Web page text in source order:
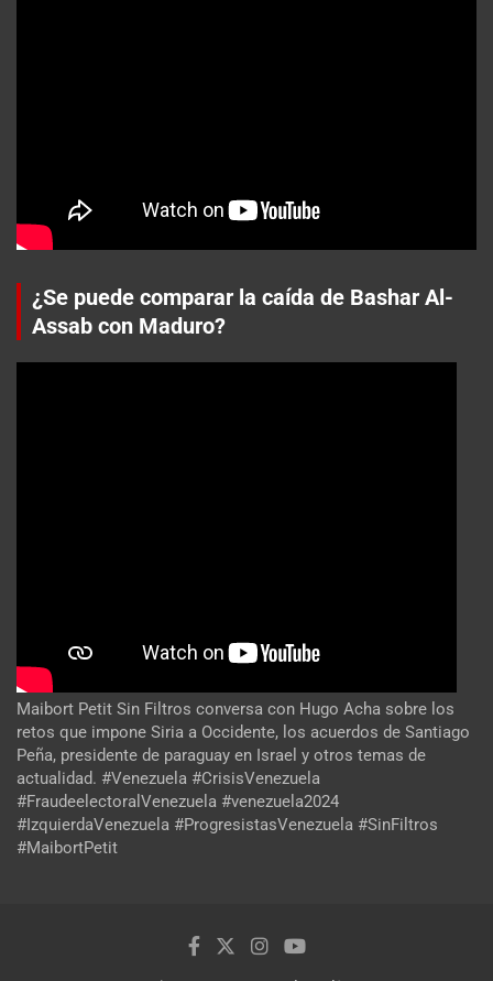
¿Se puede comparar la caída de Bashar Al-
Assab con Maduro?
Maibort Petit Sin Filtros conversa con Hugo Acha sobre los
retos que impone Siria a Occidente, los acuerdos de Santiago
Peña, presidente de paraguay en Israel y otros temas de
actualidad. #Venezuela #CrisisVenezuela
#FraudeelectoralVenezuela #venezuela2024
#IzquierdaVenezuela #ProgresistasVenezuela #SinFiltros
#MaibortPetit